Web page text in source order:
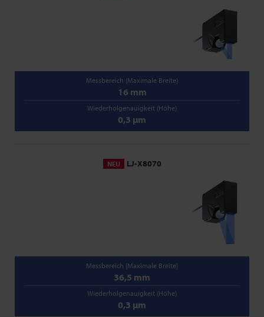
Messbereich (Maximale Breite)
16 mm
Wiederholgenauigkeit (Höhe)
0,3 µm
NEU LJ-X8070
Messbereich (Maximale Breite)
36,5 mm
Wiederholgenauigkeit (Höhe)
0,3 µm